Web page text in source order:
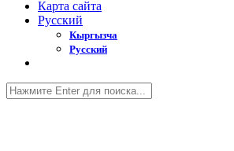
Карта сайта
Русский
Кыргызча
Русский